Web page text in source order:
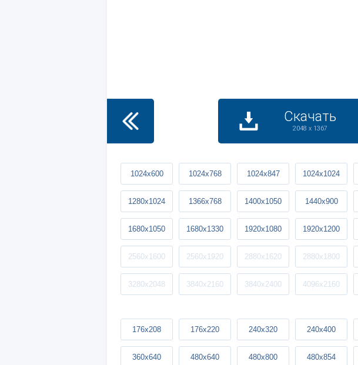
Скачать
2048 x 1367
1024x600 1024x768 1024x847 1024x1024
1280x1024 1366x768 1400x1050 1440x900
1680x1050 1680x1330 1920x1080 1920x1200
2560x1600 2560x1920 2880x1620 2880x1800
3280x2048 3840x2160 3840x2400 4096x2160
176x208 176x220 240x320 240x400
360x640 480x640 480x800 480x854